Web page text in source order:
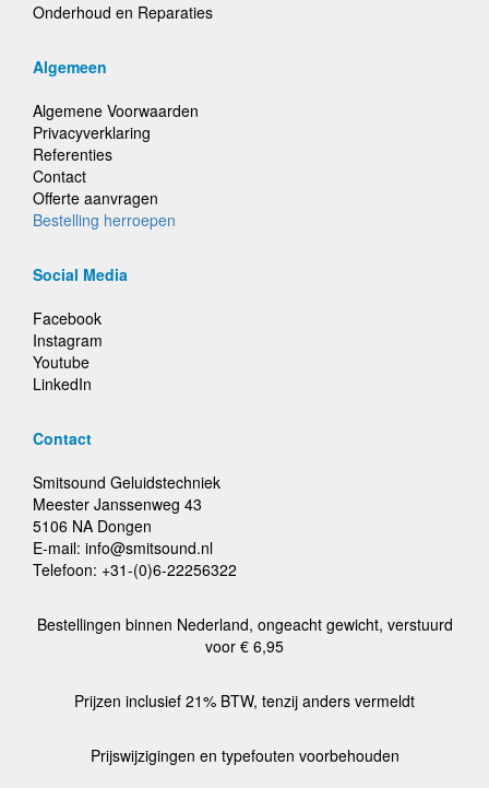
Onderhoud en Reparaties
Algemeen
Algemene Voorwaarden
Privacyverklaring
Referenties
Contact
Offerte aanvragen
Bestelling herroepen
Social Media
Facebook
Instagram
Youtube
LinkedIn
Contact
Smitsound Geluidstechniek
Meester Janssenweg 43
5106 NA Dongen
E-mail: info@smitsound.nl
Telefoon: +31-(0)6-22256322
Bestellingen binnen Nederland, ongeacht gewicht, verstuurd
voor € 6,95
Prijzen inclusief 21% BTW, tenzij anders vermeldt
Prijswijzigingen en typefouten voorbehouden